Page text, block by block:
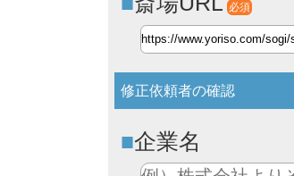
必須
修正依頼者の確認
企業名